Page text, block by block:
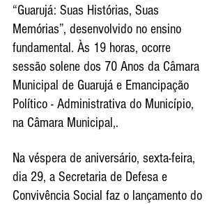
“Guarujá: Suas Histórias, Suas
Memórias”, desenvolvido no ensino
fundamental. Às 19 horas, ocorre
sessão solene dos 70 Anos da Câmara
Municipal de Guarujá e Emancipação
Político - Administrativa do Município,
na Câmara Municipal,.
Na véspera de aniversário, sexta-feira,
dia 29, a Secretaria de Defesa e
Convivência Social faz o lançamento do